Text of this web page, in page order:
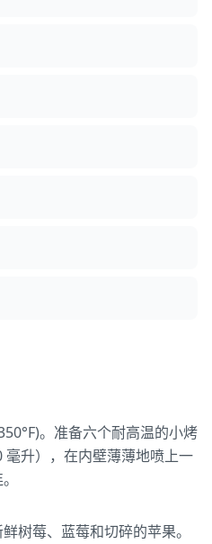
。准备六个耐高温的小烤
升），在内壁薄薄地喷上一
树莓、蓝莓和切碎的苹果。